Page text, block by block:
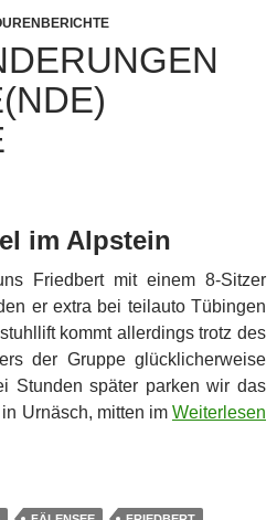
im Alpstein
Friedbert mit einem 8-Sitzer
er extra bei teilauto Tübingen
kommt allerdings trotz des
der Gruppe glücklicherweise
Stunden später parken wir das
Urnäsch, mitten im Weiterlesen